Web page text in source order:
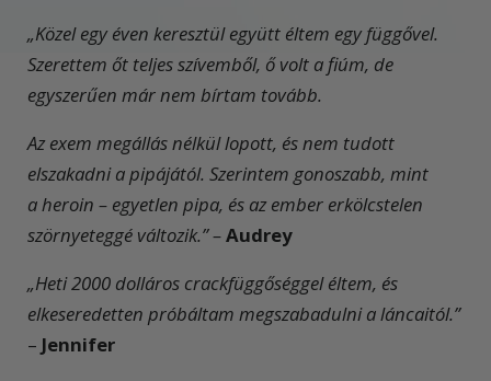
„Közel egy éven keresztül együtt éltem egy függővel.
Szerettem őt teljes szívemből, ő volt a fiúm, de
egyszerűen már nem bírtam tovább.
Az exem megállás nélkül lopott, és nem tudott
elszakadni a pipájától. Szerintem gonoszabb, mint
a heroin – egyetlen pipa, és az ember erkölcstelen
szörnyeteggé változik.” –Audrey
„Heti 2000 dolláros crackfüggőséggel éltem, és
elkeseredetten próbáltam megszabadulni a láncaitól.”
– Jennifer